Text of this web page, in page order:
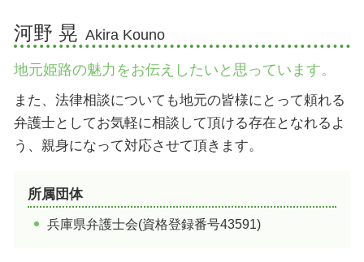
姫路 ござそうろうとは 意味
兵庫 姫路 食
武将信仰 男山八幡宮 スピリチュアル
吉備真備 広峯神社
御座候 姫路 工場見学
姫路 パワースポット
破磐神社 岩
たつの市 人口
加西市 遊ぶところ
加西市 道の駅
姫路市 遊び場
加古川市 人口
加西市 魅力
加古川市 魅力
河野 晃 Akira Kouno
地元姫路の魅力をお伝えしたいと思っています。
また、法律相談についても地元の皆様にとって頼れる
弁護士としてお気軽に相談して頂ける存在となれるよ
う、親身になって対応させて頂きます。
所属団体
兵庫県弁護士会(資格登録番号43591)